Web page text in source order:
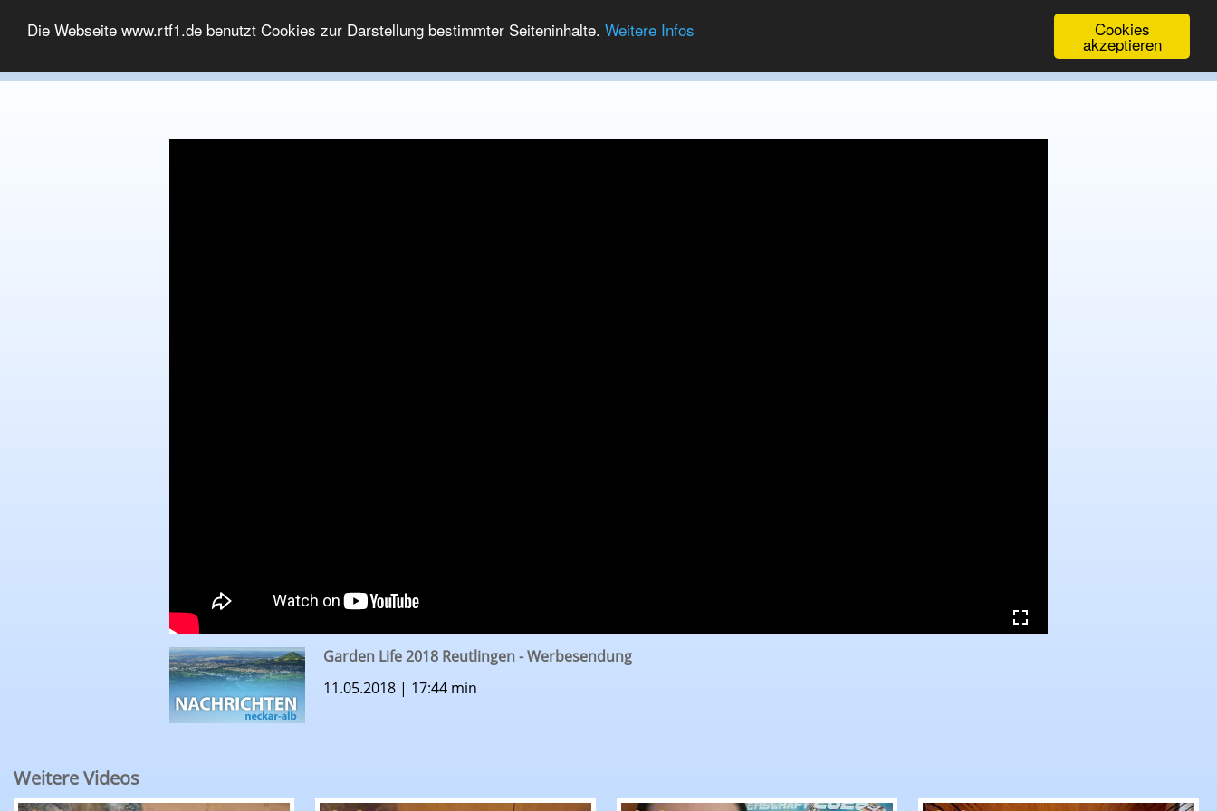
Cookies
akzeptieren
Die Webseite www.rtf1.de benutzt Cookies zur Darstellung bestimmter Seiteninhalte. Weitere Infos
MEDIATHEK
Garden Life 2018 Reutlingen - Werbesendung
11.05.2018 | 17:44 min
Weitere Videos